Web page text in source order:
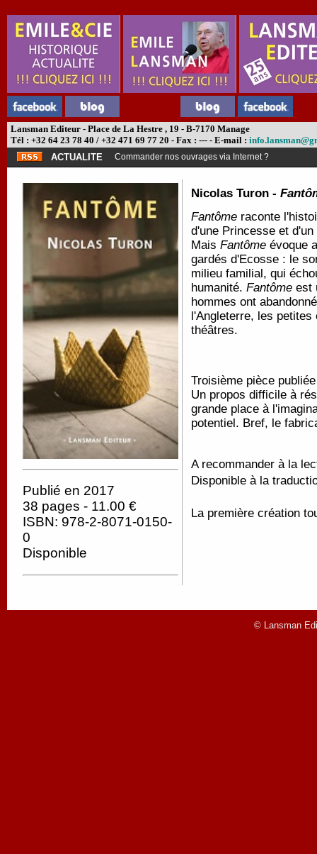
Lansman Editeur - Place de La Hestre , 19 - B-7170 Manage
Tél : +32 64 23 78 40 / +32 471 69 77 20 - Fax : --- - E-mail :
ACTUALITE
Commander nos ouvrages via Internet ?
Publié en 2017
38 pages - 11.00 €
ISBN: 978-2-8071-0150-
0
Disponible
Nicolas Turon -
Fantôme raconte
d'une Princesse et
Mais Fantôme évoque
gardés d'Ecosse : le
milieu familial, qui
humanité. Fantôme est
hommes ont
l'Angleterre, les
théâtres.
Troisième pièce
Un propos difficile à
grande place à
potentiel. Bref, le
A recommander à la
Disponible à la
La première création
© Lansman